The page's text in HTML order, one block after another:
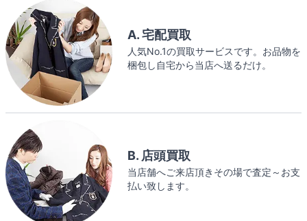
A. 宅配買取
人気No.1の買取サービスです。お品物を
梱包し自宅から当店へ送るだけ。
B. 店頭買取
当店舗へご来店頂きその場で査定～お支
払い致します。